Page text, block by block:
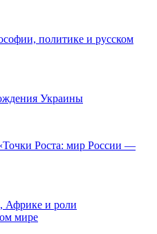
политике и русском
Украины
Роста: мир России —
Африке и роли
мире